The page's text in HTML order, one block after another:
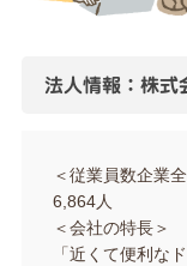
法人情報：株
＜従業員数企業
6,864人
＜会社の特長＞
「近くて便利な